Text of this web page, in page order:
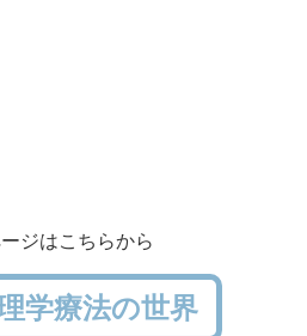
ージはこちらから
学療法の世界